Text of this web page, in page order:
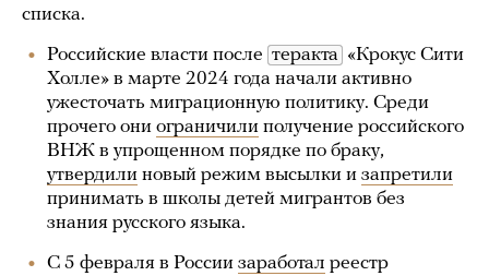
списка.
Российские власти после теракта «Крокус Сити
Холле» в марте 2024 года начали активно
ужесточать миграционную политику. Среди
прочего они ограничили получение российского
ВНЖ в упрощенном порядке по браку,
утвердили новый режим высылки и запретили
принимать в школы детей мигрантов без
знания русского языка.
С 5 февраля в России заработал реестр